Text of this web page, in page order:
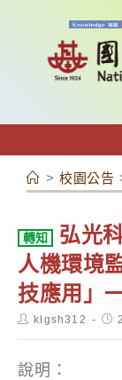
容
> 校園公告
轉知
弘光
人機環境
技應用」
Postklgsh312
說明：